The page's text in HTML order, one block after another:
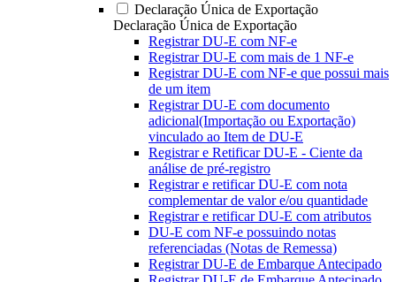
Declaração Única de Exportação
Declaração Única de Exportação
Registrar DU-E com NF-e
Registrar DU-E com mais de 1 NF-e
Registrar DU-E com NF-e que possui mais
de um item
Registrar DU-E com documento
adicional(Importação ou Exportação)
vinculado ao Item de DU-E
Registrar e Retificar DU-E - Ciente da
análise de pré-registro
Registrar e retificar DU-E com nota
complementar de valor e/ou quantidade
Registrar e retificar DU-E com atributos
DU-E com NF-e possuindo notas
referenciadas (Notas de Remessa)
Registrar DU-E de Embarque Antecipado